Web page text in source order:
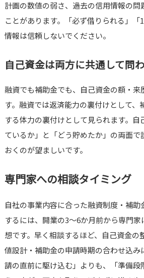
計画の数値の弱さ、過去の信用情報の問
ことがあります。「必ず借りられる」「
情報は信頼しないでください。
自己資金は両方に共通して問
融資でも補助金でも、自己資金の額・来
す。融資では返済能力の裏付けとして、
する体力の裏付けとして見られます。自
ているか」と「どう貯めたか」の両面で
おくのが望ましいです。
専門家への相談タイミング
自社の事業内容に合った融資制度・補
するには、開業の3〜6か月前から専門
想です。早く相談するほど、自己資金の
値設計・補助金の申請時期の合わせ込み
請の直前に駆け込む」よりも、「準備段